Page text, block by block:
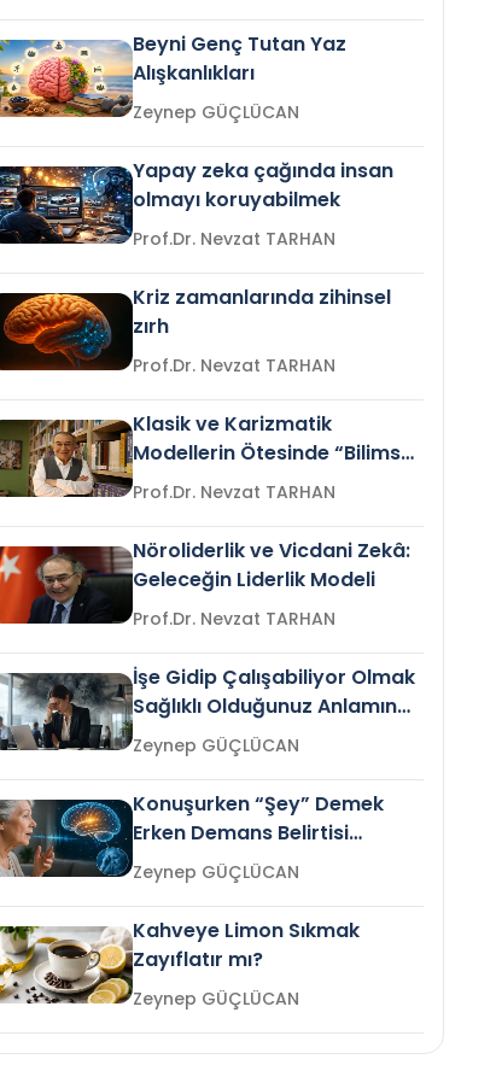
Beyni Genç Tutan Yaz
Alışkanlıkları
Zeynep GÜÇLÜCAN
Yapay zeka çağında insan
olmayı koruyabilmek
Prof.Dr. Nevzat TARHAN
Kriz zamanlarında zihinsel
zırh
Prof.Dr. Nevzat TARHAN
Klasik ve Karizmatik
Modellerin Ötesinde “Bilimsel
Liderlik”
Prof.Dr. Nevzat TARHAN
Nöroliderlik ve Vicdani Zekâ:
Geleceğin Liderlik Modeli
Prof.Dr. Nevzat TARHAN
İşe Gidip Çalışabiliyor Olmak
Sağlıklı Olduğunuz Anlamına
Gelir mi?Zeynep GÜÇLÜCAN
Konuşurken “Şey” Demek
Erken Demans Belirtisi
Olabilir mi?Zeynep GÜÇLÜCAN
Kahveye Limon Sıkmak
Zayıflatır mı?
Zeynep GÜÇLÜCAN